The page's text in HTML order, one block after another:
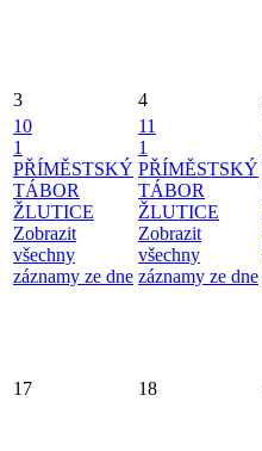
3 4
10
1
PŘÍMĚSTSKÝ
TÁBOR
ŽLUTICE
Zobrazit
všechny
záznamy ze dne
11
1
PŘÍMĚSTSKÝ
TÁBOR
ŽLUTICE
Zobrazit
všechny
záznamy ze dne
17 18